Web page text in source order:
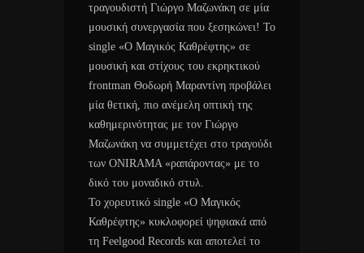
τραγουδιστή Γιώργο Μαζωνάκη σε μία
μουσική συνεργασία που ξεσηκώνει! Το
single «Ο Μαγικός Καθρέφτης» σε
μουσική και στίχους του εκρηκτικού
frontman Θοδωρή Μαραντίνη προβάλει
μία θετική, πιο ανέμελη οπτική της
καθημερινότητας με τον Γιώργο
Μαζωνάκη να συμμετέχει στο τραγούδι
των ONIRAMA «ραπάροντας» με το
δικό του μοναδικό στυλ.
Το χορευτικό single «Ο Μαγικός
Καθρέφτης» κυκλοφορεί ψηφιακά από
τη Feelgood Records και αποτελεί το